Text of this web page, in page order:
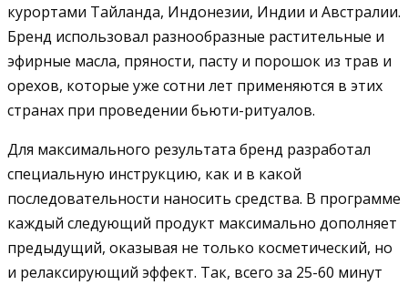
курортами Тайланда, Индонезии, Индии и Австралии.
Бренд использовал разнообразные растительные и
эфирные масла, пряности, пасту и порошок из трав и
орехов, которые уже сотни лет применяются в этих
странах при проведении бьюти-ритуалов.
Для максимального результата бренд разработал
специальную инструкцию, как и в какой
последовательности наносить средства. В программе
каждый следующий продукт максимально дополняет
предыдущий, оказывая не только косметический, но
и релаксирующий эффект. Так, всего за 25-60 минут